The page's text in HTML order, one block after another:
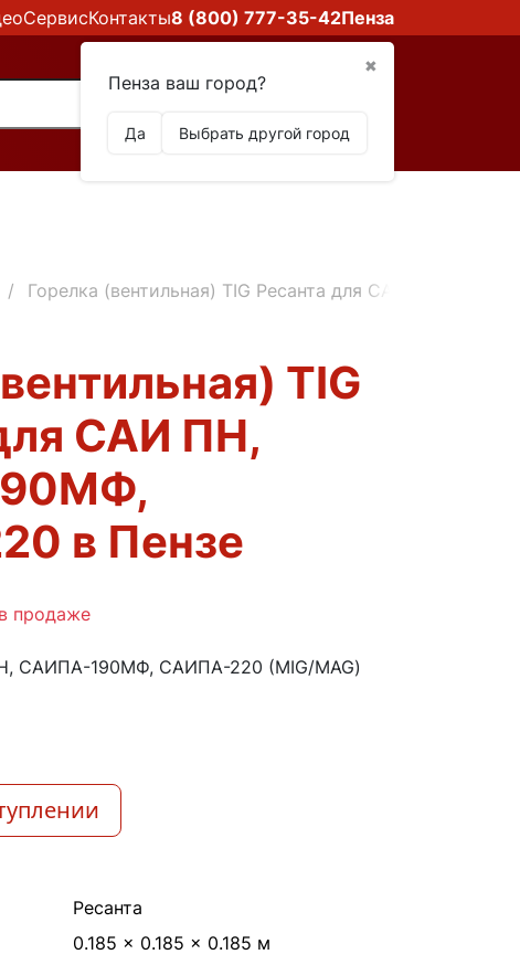
СервисКонтакты8 (800) 777-35-42Пенза
✖
Пенза ваш город?
Да Выбрать другой город
Горелка (вентильная) TIG Ресанта для САИ ПН,
TIG
САИ ПН,
в Пензе
продаже
САИПА-190МФ, САИПА-220 (MIG/MAG)
Ресанта
0.185 × 0.185 × 0.185 м